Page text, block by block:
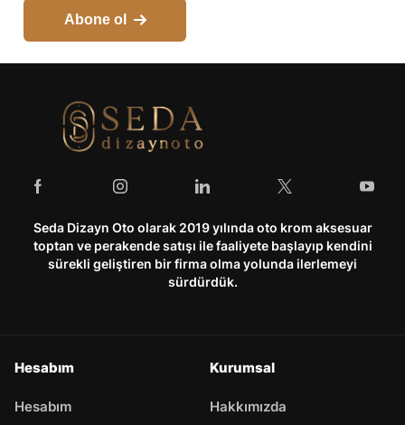
Abone ol
Seda Dizayn Oto olarak 2019 yılında oto krom aksesuar
toptan ve perakende satışı ile faaliyete başlayıp kendini
sürekli geliştiren bir firma olma yolunda ilerlemeyi
sürdürdük.
Hesabım
Hesabım
Kurumsal
Hakkımızda